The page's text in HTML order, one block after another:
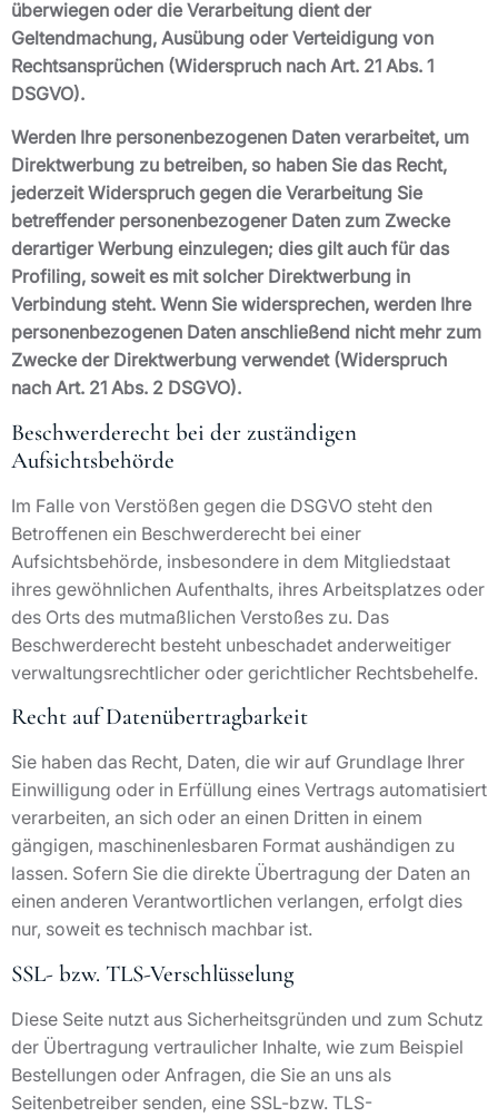
überwiegen oder die Verarbeitung dient der
Geltendmachung, Ausübung oder Verteidigung von
Rechtsansprüchen (Widerspruch nach Art. 21 Abs. 1
DSGVO).
Werden Ihre personenbezogenen Daten verarbeitet, um
Direktwerbung zu betreiben, so haben Sie das Recht,
jederzeit Widerspruch gegen die Verarbeitung Sie
betreffender personenbezogener Daten zum Zwecke
derartiger Werbung einzulegen; dies gilt auch für das
Profiling, soweit es mit solcher Direktwerbung in
Verbindung steht. Wenn Sie widersprechen, werden Ihre
personenbezogenen Daten anschließend nicht mehr zum
Zwecke der Direktwerbung verwendet (Widerspruch
nach Art. 21 Abs. 2 DSGVO).
Beschwerderecht bei der zuständigen
Aufsichtsbehörde
Im Falle von Verstößen gegen die DSGVO steht den
Betroffenen ein Beschwerderecht bei einer
Aufsichtsbehörde, insbesondere in dem Mitgliedstaat
ihres gewöhnlichen Aufenthalts, ihres Arbeitsplatzes oder
des Orts des mutmaßlichen Verstoßes zu. Das
Beschwerderecht besteht unbeschadet anderweitiger
verwaltungsrechtlicher oder gerichtlicher Rechtsbehelfe.
Recht auf Datenübertragbarkeit
Sie haben das Recht, Daten, die wir auf Grundlage Ihrer
Einwilligung oder in Erfüllung eines Vertrags automatisiert
verarbeiten, an sich oder an einen Dritten in einem
gängigen, maschinenlesbaren Format aushändigen zu
lassen. Sofern Sie die direkte Übertragung der Daten an
einen anderen Verantwortlichen verlangen, erfolgt dies
nur, soweit es technisch machbar ist.
SSL- bzw. TLS-Verschlüsselung
Diese Seite nutzt aus Sicherheitsgründen und zum Schutz
der Übertragung vertraulicher Inhalte, wie zum Beispiel
Bestellungen oder Anfragen, die Sie an uns als
Seitenbetreiber senden, eine SSL-bzw. TLS-